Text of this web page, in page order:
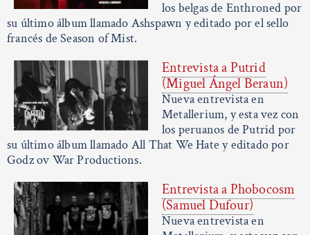
los belgas de Enthroned por
su último álbum llamado Ashspawn y editado por el sello
francés de Season of Mist.
Entrevista a Putrid
(Miguel Ángel Beraun)
Nueva entrevista en
Metallerium, y esta vez con
los peruanos de Putrid por
su último álbum llamado All That We Hate y editado por
Godz ov War Productions.
Entrevista a Phobocosm
(Samuel Dufour)
Nueva entrevista en